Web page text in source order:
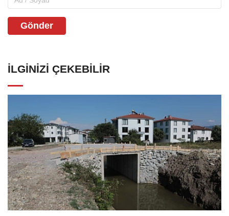
Gönder
İLGINIZI ÇEKEBILIR